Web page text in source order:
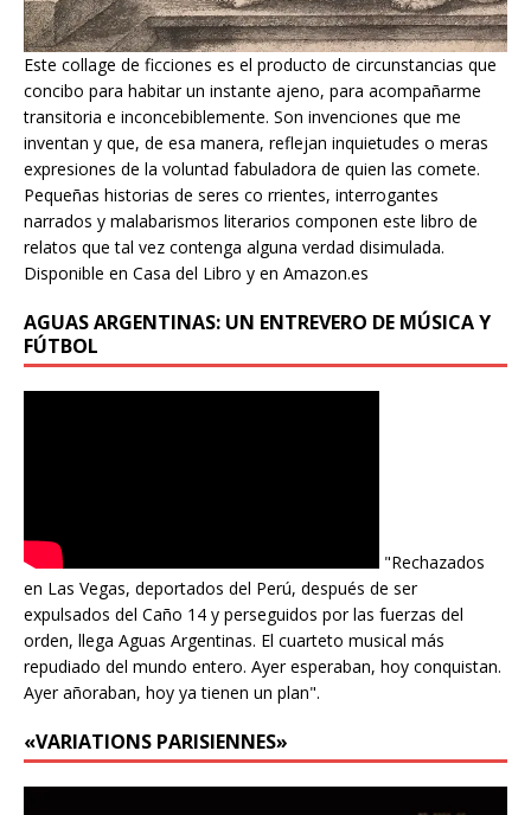
Este collage de ficciones es el producto de circunstancias que
concibo para habitar un instante ajeno, para acompañarme
transitoria e inconcebiblemente. Son invenciones que me
inventan y que, de esa manera, reflejan inquietudes o meras
expresiones de la voluntad fabuladora de quien las comete.
Pequeñas historias de seres co rrientes, interrogantes
narrados y malabarismos literarios componen este libro de
relatos que tal vez contenga alguna verdad disimulada.
Disponible en Casa del Libro y en Amazon.es
AGUAS ARGENTINAS: UN ENTREVERO DE MÚSICA Y
FÚTBOL
"Rechazados
en Las Vegas, deportados del Perú, después de ser
expulsados del Caño 14 y perseguidos por las fuerzas del
orden, llega Aguas Argentinas. El cuarteto musical más
repudiado del mundo entero. Ayer esperaban, hoy conquistan.
Ayer añoraban, hoy ya tienen un plan".
«VARIATIONS PARISIENNES»